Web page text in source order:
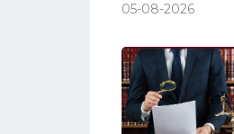
05-08-2026